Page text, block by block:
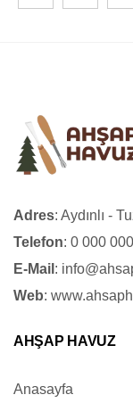
Adres: Aydınlı -
Telefon: 0 000
E-Mail :
Web:
AHŞAP HAVUZ
Anasayfa